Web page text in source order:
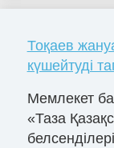
Тоқаев
күшейтуді
Мемлекет
«Таза